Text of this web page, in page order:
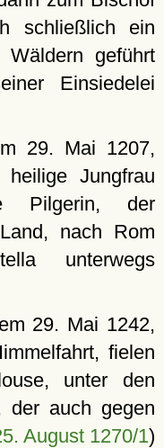
schließlich ein
geführt
Einsiedelei
29. Mai 1207,
Jungfrau
Pilgerin, der
nach Rom
unterwegs
29. Mai 1242,
fielen
unter den
der auch gegen
August 1270/1)